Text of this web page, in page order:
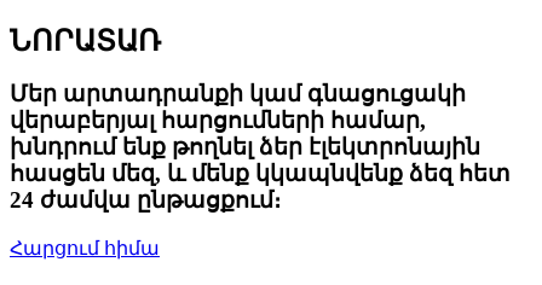
ՆՈՐԱՏԱՌ
Մեր արտադրանքի կամ գնացուցակի
վերաբերյալ հարցումների համար,
խնդրում ենք թողնել ձեր էլեկտրոնային
հասցեն մեզ, և մենք կկապնվենք ձեզ հետ
24 ժամվա ընթացքում։
Հարցում հիմա